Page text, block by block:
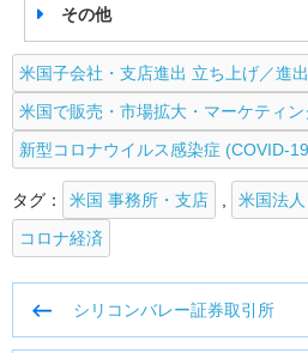
その他
米国子会社・支店進出 立ち上げ／進
米国で販売・市場拡大・マーケティン
新型コロナウイルス感染症 (COVID-
タグ： 米国 事務所・支店 米国法人
コロナ経済
シリコンバレー証券取引所